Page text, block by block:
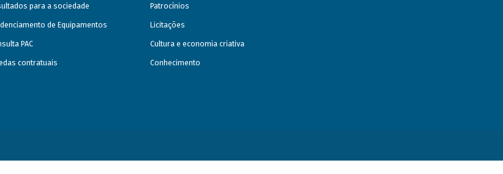
para a sociedade
de Equipamentos
PAC
contratuais
Patrocínios
Licitações
Cultura e economia criativa
Conhecimento